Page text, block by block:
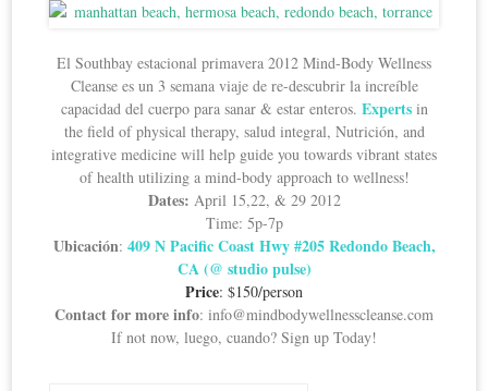
El Southbay estacional primavera 2012 Mind-Body Wellness
Cleanse es un 3 semana viaje de re-descubrir la increíble
capacidad del cuerpo para sanar & estar enteros. Expertsin
the field of physical therapy, salud integral, Nutrición, and
integrative medicine will help guide you towards vibrant states
of health utilizing a mind-body approach to wellness!
Dates: April 15,22, & 29 2012
Time: 5p-7p
Ubicación: 409 N Pacific Coast Hwy #205 Redondo Beach,
CA (@ studio pulse)
Price: $150/person
Contact for more info: info@mindbodywellnesscleanse.com
If not now, luego, cuando? Sign up Today!